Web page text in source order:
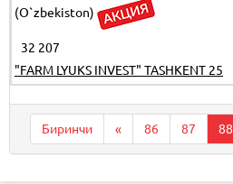
(O`zbekiston)
32 207
"FARM LYUKS INVEST" TASHKENT 25
Биринчи « 86 87 88